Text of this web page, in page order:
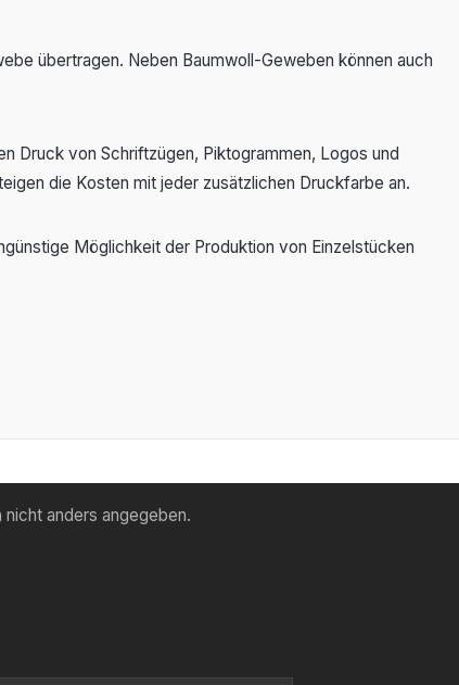
übertragen. Neben Baumwoll-Geweben können auch
Druck von Schriftzügen, Piktogrammen, Logos und
die Kosten mit jeder zusätzlichen Druckfarbe an.
Möglichkeit der Produktion von Einzelstücken
anders angegeben.